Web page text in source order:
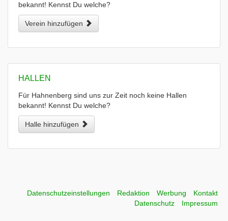
bekannt! Kennst Du welche?
Verein hinzufügen
HALLEN
Für Hahnenberg sind uns zur Zeit noch keine Hallen
bekannt! Kennst Du welche?
Halle hinzufügen
Datenschutzeinstellungen Redaktion Werbung
Kontakt
Datenschutz
Impressum